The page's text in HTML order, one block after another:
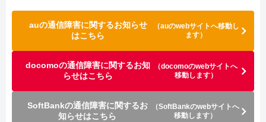
auの通信障害に関するお知らせ
はこちら
（auのwebサイトへ移動し
ます）
docomoの通信障害に関するお知
らせはこちら
（docomoのwebサイトへ
移動します）
SoftBankの通信障害に関するお
知らせはこちら
（SoftBankのwebサイトへ
移動します）